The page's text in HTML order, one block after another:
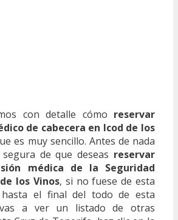
con detalle cómo reservar
de cabecera en Icod de los
es muy sencillo. Antes de nada
de que deseas reservar
médica de la Seguridad
los Vinos, si no fuese de esta
el final del todo de esta
a ver un listado de otras